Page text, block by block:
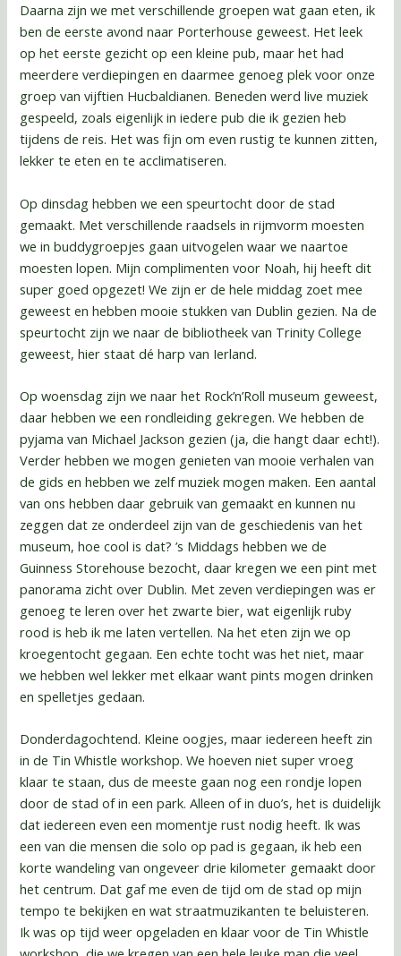
Daarna zijn we met verschillende groepen wat gaan eten, ik
ben de eerste avond naar Porterhouse geweest. Het leek
op het eerste gezicht op een kleine pub, maar het had
meerdere verdiepingen en daarmee genoeg plek voor onze
groep van vijftien Hucbaldianen. Beneden werd live muziek
gespeeld, zoals eigenlijk in iedere pub die ik gezien heb
tijdens de reis. Het was fijn om even rustig te kunnen zitten,
lekker te eten en te acclimatiseren.
Op dinsdag hebben we een speurtocht door de stad
gemaakt. Met verschillende raadsels in rijmvorm moesten
we in buddygroepjes gaan uitvogelen waar we naartoe
moesten lopen. Mijn complimenten voor Noah, hij heeft dit
super goed opgezet! We zijn er de hele middag zoet mee
geweest en hebben mooie stukken van Dublin gezien. Na de
speurtocht zijn we naar de bibliotheek van Trinity College
geweest, hier staat dé harp van Ierland.
Op woensdag zijn we naar het Rock’n’Roll museum geweest,
daar hebben we een rondleiding gekregen. We hebben de
pyjama van Michael Jackson gezien (ja, die hangt daar echt!).
Verder hebben we mogen genieten van mooie verhalen van
de gids en hebben we zelf muziek mogen maken. Een aantal
van ons hebben daar gebruik van gemaakt en kunnen nu
zeggen dat ze onderdeel zijn van de geschiedenis van het
museum, hoe cool is dat? ’s Middags hebben we de
Guinness Storehouse bezocht, daar kregen we een pint met
panorama zicht over Dublin. Met zeven verdiepingen was er
genoeg te leren over het zwarte bier, wat eigenlijk ruby
rood is heb ik me laten vertellen. Na het eten zijn we op
kroegentocht gegaan. Een echte tocht was het niet, maar
we hebben wel lekker met elkaar want pints mogen drinken
en spelletjes gedaan.
Donderdagochtend. Kleine oogjes, maar iedereen heeft zin
in de Tin Whistle workshop. We hoeven niet super vroeg
klaar te staan, dus de meeste gaan nog een rondje lopen
door de stad of in een park. Alleen of in duo’s, het is duidelijk
dat iedereen even een momentje rust nodig heeft. Ik was
een van die mensen die solo op pad is gegaan, ik heb een
korte wandeling van ongeveer drie kilometer gemaakt door
het centrum. Dat gaf me even de tijd om de stad op mijn
tempo te bekijken en wat straatmuzikanten te beluisteren.
Ik was op tijd weer opgeladen en klaar voor de Tin Whistle